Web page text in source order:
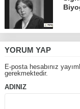
YORUM YAP
E-posta hesabınız
gerekmektedir.
ADINIZ